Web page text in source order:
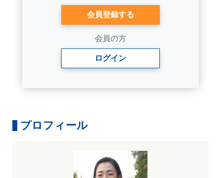
会員登録する
会員の方
ログイン
プロフィール